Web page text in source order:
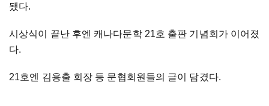
됐다.
시상식이 끝난 후엔 캐나다문학 21호 출판 기념회가 이어졌
다.
21호엔 김용출 회장 등 문협회원들의 글이 담겼다.